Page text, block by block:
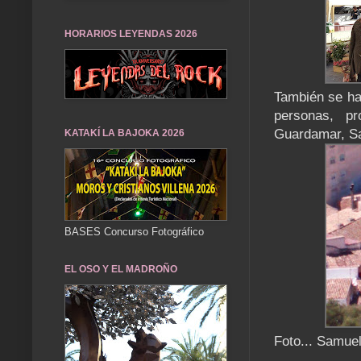
También se
personas,
Guardamar,
Foto...
HORARIOS LEYENDAS 2026
KATAKÍ LA BAJOKA 2026
BASES Concurso Fotográfico
EL OSO Y EL MADROÑO